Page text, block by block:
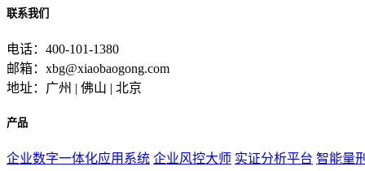
联系我们
电话：400-101-1380
邮箱：xbg@xiaobaogong.com
地址：广州 | 佛山 | 北京
产品
企业数字一体化应用系统 企业风控大师 实证分析平台 智能量